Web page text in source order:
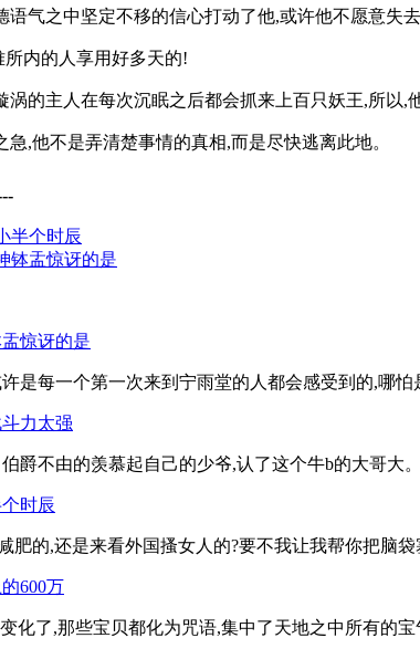
语气之中坚定不移的信心打动了他,或许他不愿意
内的人享用好多天的!
涡的主人在每次沉眠之后都会抓来上百只妖王,所
,他不是弄清楚事情的真相,而是尽快逃离此地。
半个时辰
钵盂惊讶的是
惊讶的是
是每一个第一次来到宁雨堂的人都会感受到的,哪怕
力太强
爵不由的羡慕起自己的少爷,认了这个牛b的大哥大
时辰
肥的,还是来看外国搔女人的?要不我让我帮你把脑
600万
化了,那些宝贝都化为咒语,集中了天地之中所有的宝